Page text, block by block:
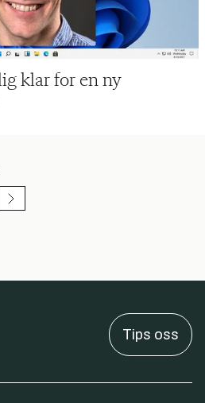
klar for en ny
Tips oss